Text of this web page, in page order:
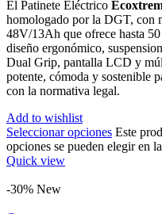
El Patinete Eléctrico
homologado por la DGT, con
48V/13Ah que ofrece hasta
diseño ergonómico,
Dual Grip, pantalla LCD y
potente, cómoda y sostenible
con la normativa legal.
Add to wishlist
Seleccionar opciones Este
opciones se pueden elegir en
Quick view
-30% New